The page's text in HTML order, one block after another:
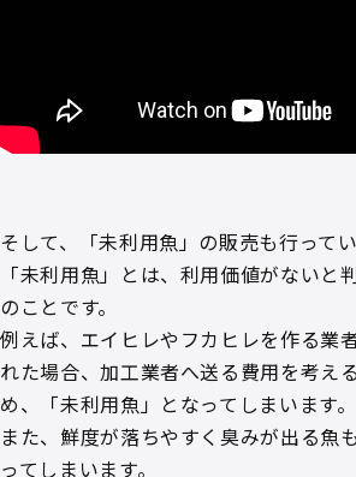
そして、「未利用魚」の販売も行ってい
「未利用魚」とは、利用価値がないと
のことです。
例えば、エイヒレやフカヒレを作る業
れた場合、加工業者へ送る費用を考え
め、「未利用魚」となってしまいます。
また、鮮度が落ちやすく臭みが出る魚
ってしまいます。